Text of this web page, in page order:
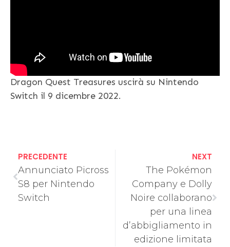
Dragon Quest Treasures uscirà su Nintendo
Switch il 9 dicembre 2022.
PRECEDENTE
Annunciato Picross
S8 per Nintendo
Switch
NEXT
The Pokémon
Company e Dolly
Noire collaborano
per una linea
d’abbigliamento in
edizione limitata